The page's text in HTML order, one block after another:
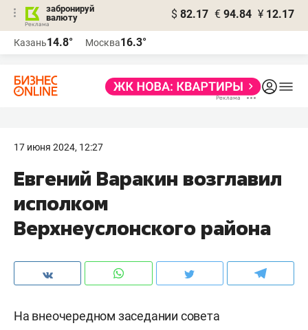
забронируй
валюту
$ 82.17 € 94.84 ¥ 12.17
Казань14.8° Москва16.3°
17 июня 2024, 12:27
Евгений Варакин возглавил
исполком
Верхнеуслонского района
На внеочередном заседании совета